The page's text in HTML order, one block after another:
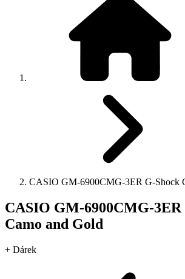
CASIO GM-6900CMG-3ER G-Shock
CASIO GM-6900CMG-3ER
Camo and Gold
+ Dárek